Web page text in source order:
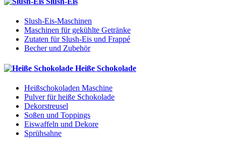
Slush-Eis-Maschinen
Maschinen für gekühlte Getränke
Zutaten für Slush-Eis und Frappé
Becher und Zubehör
Heiße Schokolade
Heißschokoladen Maschine
Pulver für heiße Schokolade
Dekorstreusel
Soßen und Toppings
Eiswaffeln und Dekore
Sprühsahne